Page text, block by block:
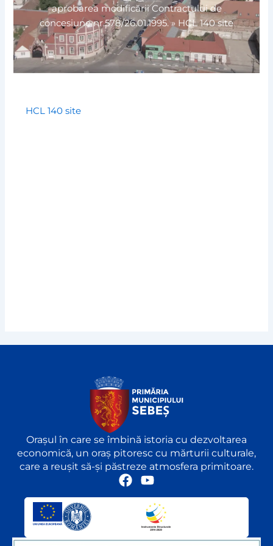
aprobarea modificării Contractului de
concesiune nr.578/26.01.1995.» HCL 140 site
HCL 140 site
Orașul în care se îmbină istoria cu dezvoltarea
economică, un oraș pitoresc cu mărturii culturale,
care a reușit să-și păstreze atmosfera primitoare.
F
Y
u
t
u